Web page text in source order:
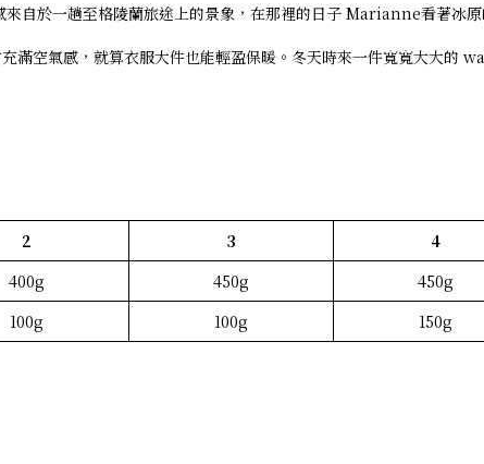
一趟至格陵蘭旅途上的景象，在那裡的日子 Marianne看著冰原
空氣感，就算衣服大件也能輕盈保暖。冬天時來一件寬寬大大的
2 3 4
400g 450g 450g
100g 100g 150g